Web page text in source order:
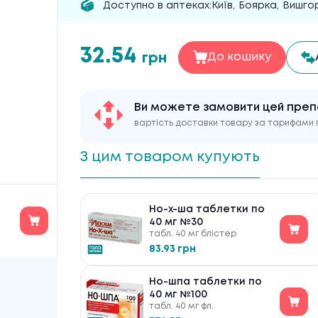
Доступно в аптеках: Київ, Боярка,
32.54 грн До кошику
Ви можете замовити цей
вартість доставки товару за тарифами
З цим товаром купують
Но-х-ша таблетки по
40 мг №30
табл. 40 мг блістер
83.93 грн
Но-шпа таблетки по
40 мг №100
табл. 40 мг фл.